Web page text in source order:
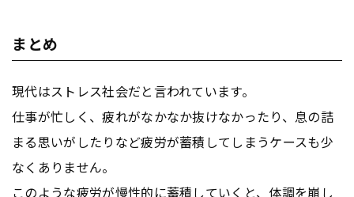
まとめ
現代はストレス社会だと言われています。
仕事が忙しく、疲れがなかなか抜けなかったり、息の詰
まる思いがしたりなど疲労が蓄積してしまうケースも少
なくありません。
このような疲労が慢性的に蓄積していくと、体調を崩し